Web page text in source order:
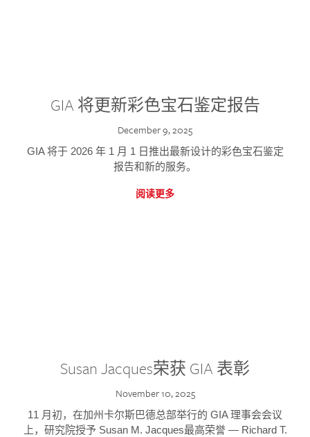
GIA 将更新彩色宝石鉴定报告
December 9, 2025
GIA 将于 2026 年 1 月 1 日推出最新设计的彩色宝石鉴定
报告和新的服务。
阅读更多
Susan Jacques荣获 GIA 表彰
November 10, 2025
11 月初，在加州卡尔斯巴德总部举行的 GIA 理事会会议
上，研究院授予 Susan M. Jacques最高荣誉 — Richard T.